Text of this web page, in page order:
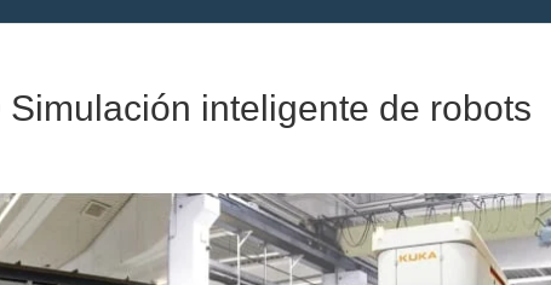
Simulación inteligente de robots